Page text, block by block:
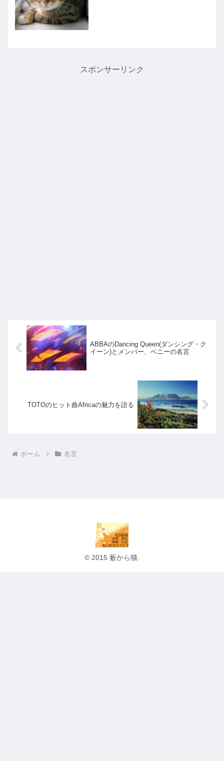
スポンサーリンク
ABBAのDancing Queen(ダンシング・ク
イーン)とメンバー、ベニーの名言
TOTOのヒット曲Africaの魅力を語る
ホーム 名言
© 2015 薮から猫.